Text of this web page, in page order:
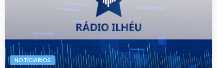
NOTÍCIARIOS